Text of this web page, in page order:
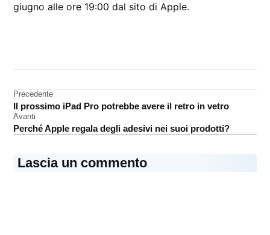
giugno alle ore 19:00 dal sito di Apple.
iPadOS
15
Navigazione
articoli
Precedente
Il prossimo iPad Pro potrebbe avere il retro in vetro
Avanti
Perché Apple regala degli adesivi nei suoi prodotti?
Lascia un commento